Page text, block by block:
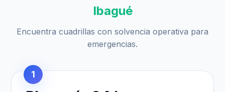
Ibagué
Encuentra cuadrillas con solvencia operativa para
emergencias.
1